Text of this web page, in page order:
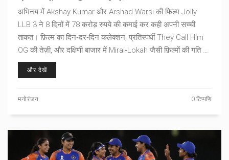
पोस्ट‑COVID हिट सूची में छठा स्थान
अभिनय में Akshay Kumar और Arshad Warsi की फिल्म Jolly
LLB 3 ने 8 दिनों में 78 करोड़ रुपये की कमाई कर कही अपनी सच्ची
ताकत। फ़िल्म का दिन‑दर‑दिन कलेक्शन, प्रतिस्पर्धी They Call Him
OG की तेज़ी, और दक्षिणी बाजार में Mirai‑Lokah जैसी फ़िल्मों की गति को
इस लेख में विस्तार से पढ़ें।
और देखें
मनोरंजन 0 टिप्पणि